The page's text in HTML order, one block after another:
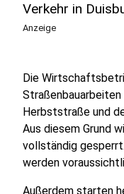
Verkehr in
Anzeige
Die
Herbststraße und
Aus diesem Grund
vollständig
werden
Außerdem starten